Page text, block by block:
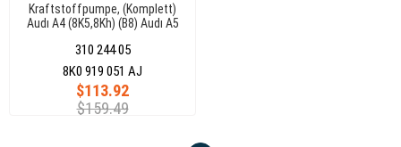
Kraftstoffpumpe, (Komplett)
Audı A4 (8K5,8Kh) (B8) Audı A5
8K0919051Aj
310 244 05
$113.92
$159.49
8K0 919 051 AJ